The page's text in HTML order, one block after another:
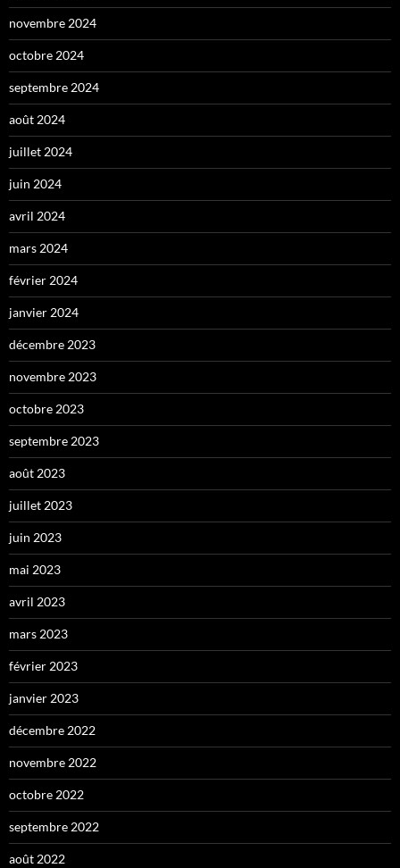
novembre 2024
octobre 2024
septembre 2024
août 2024
juillet 2024
juin 2024
avril 2024
mars 2024
février 2024
janvier 2024
décembre 2023
novembre 2023
octobre 2023
septembre 2023
août 2023
juillet 2023
juin 2023
mai 2023
avril 2023
mars 2023
février 2023
janvier 2023
décembre 2022
novembre 2022
octobre 2022
septembre 2022
août 2022